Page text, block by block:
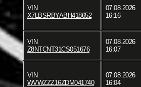
VIN
X7LBSRBYABH418652
07.08.2026
16:16
VIN
Z8NTCNT31CS051676
07.08.2026
16:07
VIN
WVWZZZ16ZDM041740
07.08.2026
16:04